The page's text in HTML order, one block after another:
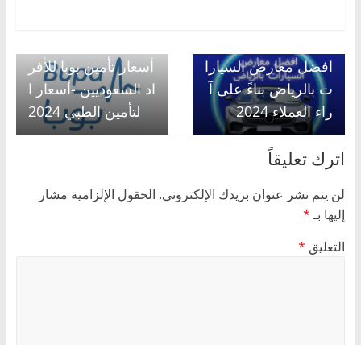
افضل معارض السيارا
ت بالرياض بناءً على آ
راء العملاء 2024
أسعار تأمين بوبا للأفر
اد السعوديين -أسعار ا
لتأمين الطبي 2024
اترك تعليقاً
لن يتم نشر عنوان بريدك الإلكتروني. الحقول الإلزامية مشار
إليها بـ*
التعليق *